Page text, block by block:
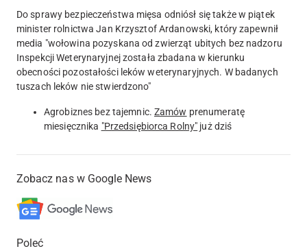
Do sprawy bezpieczeństwa mięsa odniósł się także w piątek
minister rolnictwa Jan Krzysztof Ardanowski, który zapewnił
media "wołowina pozyskana od zwierząt ubitych bez nadzoru
Inspekcji Weterynaryjnej została zbadana w kierunku
obecności pozostałości leków weterynaryjnych. W badanych
tuszach leków nie stwierdzono"
Agrobiznes bez tajemnic. Zamów prenumeratę
miesięcznika "Przedsiębiorca Rolny" już dziś
Zobacz nas w Google News
Poleć